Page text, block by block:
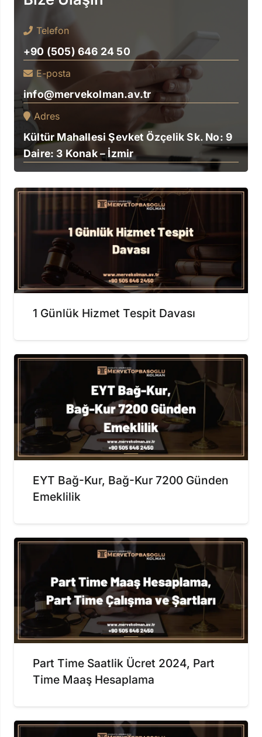
Telefon
+90 (505) 646 24 50
E-posta
info@mervekolman.av.tr
Adres
Kültür Mahallesi Şevket Özçelik Sk. No: 9
Daire: 3 Konak – İzmir
1 Günlük Hizmet Tespit Davası
EYT Bağ-Kur, Bağ-Kur 7200 Günden
Emeklilik
Part Time Saatlik Ücret 2024, Part
Time Maaş Hesaplama